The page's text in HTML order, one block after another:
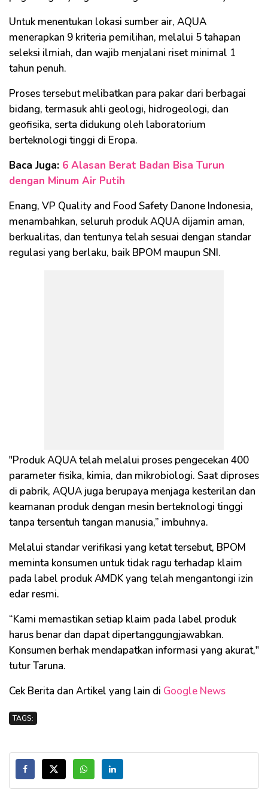
Untuk menentukan lokasi sumber air, AQUA
menerapkan 9 kriteria pemilihan, melalui 5 tahapan
seleksi ilmiah, dan wajib menjalani riset minimal 1
tahun penuh.
Proses tersebut melibatkan para pakar dari berbagai
bidang, termasuk ahli geologi, hidrogeologi, dan
geofisika, serta didukung oleh laboratorium
berteknologi tinggi di Eropa.
Baca Juga: 6 Alasan Berat Badan Bisa Turun
dengan Minum Air Putih
Enang, VP Quality and Food Safety Danone Indonesia,
menambahkan, seluruh produk AQUA dijamin aman,
berkualitas, dan tentunya telah sesuai dengan standar
regulasi yang berlaku, baik BPOM maupun SNI.
"Produk AQUA telah melalui proses pengecekan 400
parameter fisika, kimia, dan mikrobiologi. Saat diproses
di pabrik, AQUA juga berupaya menjaga kesterilan dan
keamanan produk dengan mesin berteknologi tinggi
tanpa tersentuh tangan manusia,” imbuhnya.
Melalui standar verifikasi yang ketat tersebut, BPOM
meminta konsumen untuk tidak ragu terhadap klaim
pada label produk AMDK yang telah mengantongi izin
edar resmi.
“Kami memastikan setiap klaim pada label produk
harus benar dan dapat dipertanggungjawabkan.
Konsumen berhak mendapatkan informasi yang akurat,"
tutur Taruna.
Cek Berita dan Artikel yang lain di Google News
TAGS: